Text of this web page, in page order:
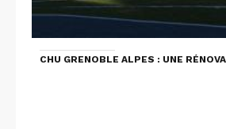
CHU GRENOBLE ALPES : UNE